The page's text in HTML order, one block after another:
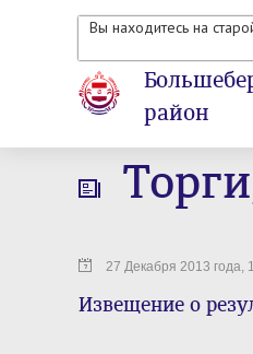
Вы находитесь на
район
27 Декабря 2013 года,
Извещение о